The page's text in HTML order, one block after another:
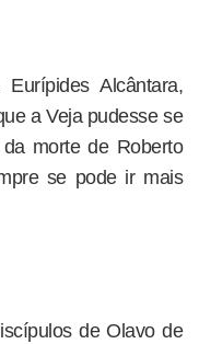
Alcântara,
a Veja pudesse se
morte de Roberto
se pode ir mais
de Olavo de